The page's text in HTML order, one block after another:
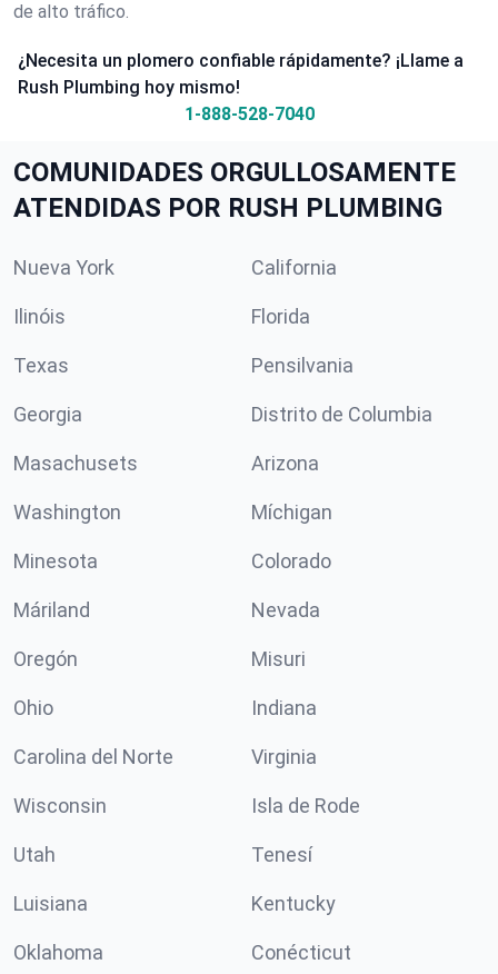
de alto tráfico.
¿Necesita un plomero confiable rápidamente? ¡Llame a
Rush Plumbing hoy mismo!
1-888-528-7040
COMUNIDADES ORGULLOSAMENTE
ATENDIDAS POR RUSH PLUMBING
Nueva York California
Ilinóis Florida
Texas Pensilvania
Georgia Distrito de Columbia
Masachusets Arizona
Washington Míchigan
Minesota Colorado
Máriland Nevada
Oregón Misuri
Ohio Indiana
Carolina del Norte Virginia
Wisconsin Isla de Rode
Utah Tenesí
Luisiana Kentucky
Oklahoma Conécticut